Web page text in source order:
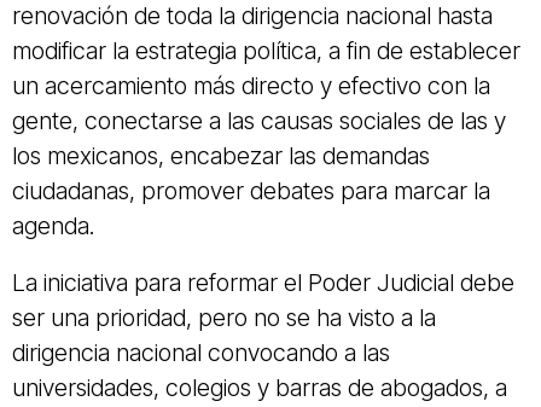
renovación de toda la dirigencia nacional hasta
modificar la estrategia política, a fin de establecer
un acercamiento más directo y efectivo con la
gente, conectarse a las causas sociales de las y
los mexicanos, encabezar las demandas
ciudadanas, promover debates para marcar la
agenda.
La iniciativa para reformar el Poder Judicial debe
ser una prioridad, pero no se ha visto a la
dirigencia nacional convocando a las
universidades, colegios y barras de abogados, a